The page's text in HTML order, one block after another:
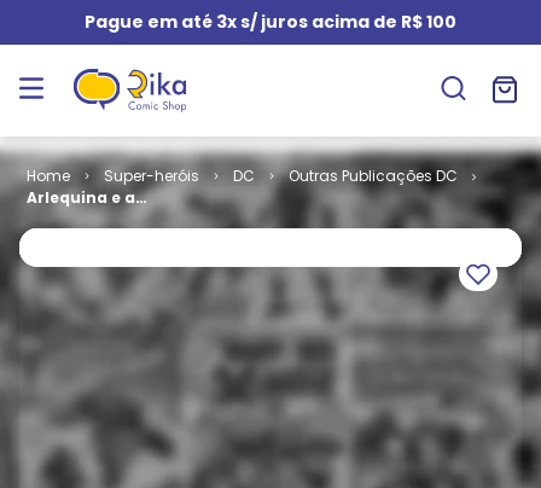
Pague em até 3x s/ juros acima de R$ 100
Super-heróis DC
Outras Publicações DC
Arlequina e as
Aves de
Todos Contra
a Arlequina
(Capa Dura)